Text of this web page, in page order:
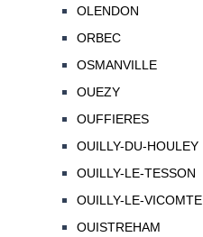
OLENDON
ORBEC
OSMANVILLE
OUEZY
OUFFIERES
OUILLY-DU-HOULEY
OUILLY-LE-TESSON
OUILLY-LE-VICOMTE
OUISTREHAM